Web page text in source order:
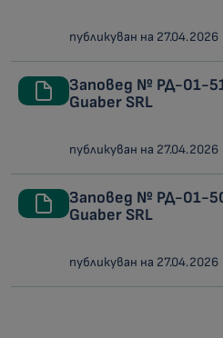
публикуван на 27.04.2026
Заповед № РД-01-
Guaber SRL
публикуван на 27.04.2026
Заповед № РД-01-
Guaber SRL
публикуван на 27.04.2026